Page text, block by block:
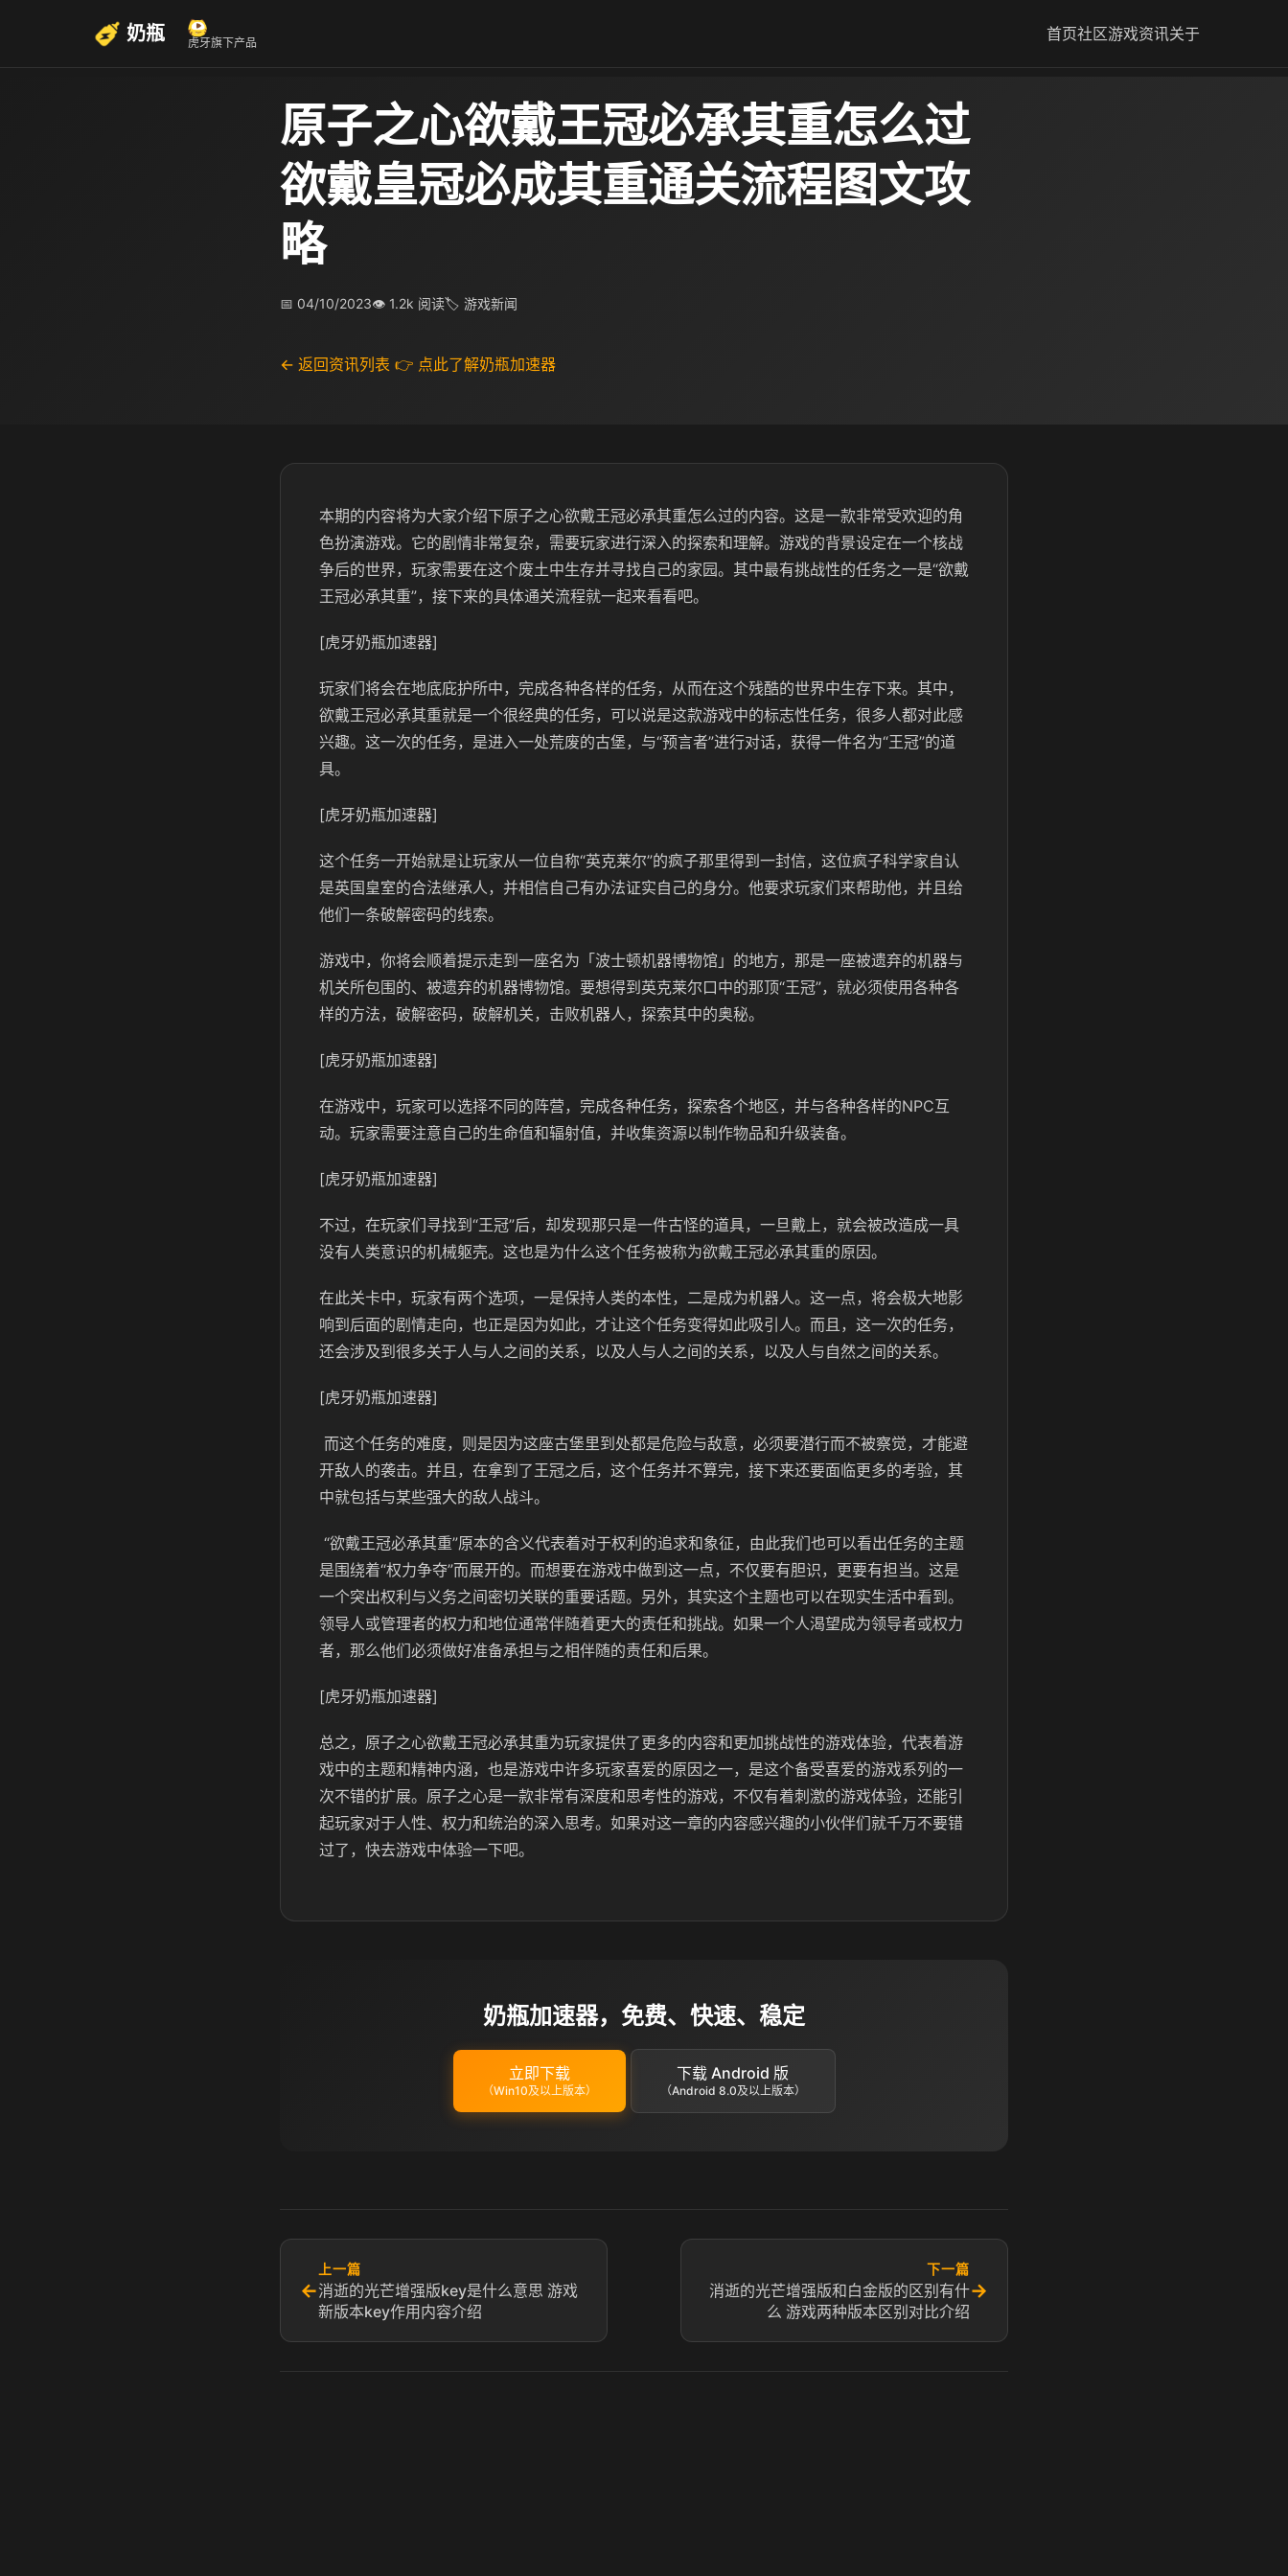
奶瓶 虎牙旗下产品 首页社区游戏资讯关于
原子之心欲戴王冠必承其重怎么过
欲戴皇冠必成其重通关流程图文攻
略
📅 04/10/2023👁 1.2k 阅读🏷 游戏新闻
← 返回资讯列表 👉 点此了解奶瓶加速器
本期的内容将为大家介绍下原子之心欲戴王冠必承其重怎么过的内容。这是一款非常受欢迎的角
色扮演游戏。它的剧情非常复杂，需要玩家进行深入的探索和理解。游戏的背景设定在一个核战
争后的世界，玩家需要在这个废土中生存并寻找自己的家园。其中最有挑战性的任务之一是“欲戴
王冠必承其重”，接下来的具体通关流程就一起来看看吧。
[虎牙奶瓶加速器]
玩家们将会在地底庇护所中，完成各种各样的任务，从而在这个残酷的世界中生存下来。其中，
欲戴王冠必承其重就是一个很经典的任务，可以说是这款游戏中的标志性任务，很多人都对此感
兴趣。这一次的任务，是进入一处荒废的古堡，与“预言者”进行对话，获得一件名为“王冠”的道
具。
[虎牙奶瓶加速器]
这个任务一开始就是让玩家从一位自称“英克莱尔”的疯子那里得到一封信，这位疯子科学家自认
是英国皇室的合法继承人，并相信自己有办法证实自己的身分。他要求玩家们来帮助他，并且给
他们一条破解密码的线索。
游戏中，你将会顺着提示走到一座名为「波士顿机器博物馆」的地方，那是一座被遗弃的机器与
机关所包围的、被遗弃的机器博物馆。要想得到英克莱尔口中的那顶“王冠”，就必须使用各种各
样的方法，破解密码，破解机关，击败机器人，探索其中的奥秘。
[虎牙奶瓶加速器]
在游戏中，玩家可以选择不同的阵营，完成各种任务，探索各个地区，并与各种各样的NPC互
动。玩家需要注意自己的生命值和辐射值，并收集资源以制作物品和升级装备。
[虎牙奶瓶加速器]
不过，在玩家们寻找到“王冠”后，却发现那只是一件古怪的道具，一旦戴上，就会被改造成一具
没有人类意识的机械躯壳。这也是为什么这个任务被称为欲戴王冠必承其重的原因。
在此关卡中，玩家有两个选项，一是保持人类的本性，二是成为机器人。这一点，将会极大地影
响到后面的剧情走向，也正是因为如此，才让这个任务变得如此吸引人。而且，这一次的任务，
还会涉及到很多关于人与人之间的关系，以及人与人之间的关系，以及人与自然之间的关系。
[虎牙奶瓶加速器]
而这个任务的难度，则是因为这座古堡里到处都是危险与敌意，必须要潜行而不被察觉，才能避
开敌人的袭击。并且，在拿到了王冠之后，这个任务并不算完，接下来还要面临更多的考验，其
中就包括与某些强大的敌人战斗。
“欲戴王冠必承其重”原本的含义代表着对于权利的追求和象征，由此我们也可以看出任务的主题
是围绕着“权力争夺”而展开的。而想要在游戏中做到这一点，不仅要有胆识，更要有担当。这是
一个突出权利与义务之间密切关联的重要话题。另外，其实这个主题也可以在现实生活中看到。
领导人或管理者的权力和地位通常伴随着更大的责任和挑战。如果一个人渴望成为领导者或权力
者，那么他们必须做好准备承担与之相伴随的责任和后果。
[虎牙奶瓶加速器]
总之，原子之心欲戴王冠必承其重为玩家提供了更多的内容和更加挑战性的游戏体验，代表着游
戏中的主题和精神内涵，也是游戏中许多玩家喜爱的原因之一，是这个备受喜爱的游戏系列的一
次不错的扩展。原子之心是一款非常有深度和思考性的游戏，不仅有着刺激的游戏体验，还能引
起玩家对于人性、权力和统治的深入思考。如果对这一章的内容感兴趣的小伙伴们就千万不要错
过了，快去游戏中体验一下吧。
奶瓶加速器，免费、快速、稳定
立即下载
（Win10及以上版本）
下载 Android 版
（Android 8.0及以上版本）
←
上一篇
消逝的光芒增强版key是什么意思 游戏
新版本key作用内容介绍
下一篇
消逝的光芒增强版和白金版的区别有什
么 游戏两种版本区别对比介绍
→